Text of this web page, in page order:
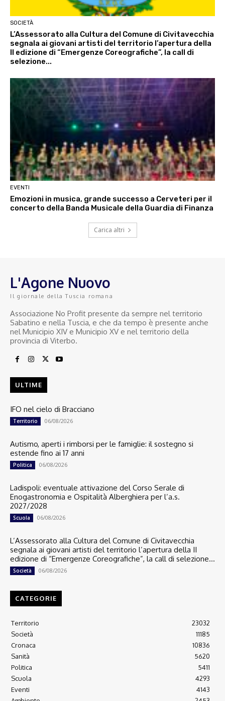
SOCIETÀ
L’Assessorato alla Cultura del Comune di Civitavecchia
segnala ai giovani artisti del territorio l’apertura della
II edizione di “Emergenze Coreografiche”, la call di
selezione...
EVENTI
Emozioni in musica, grande successo a Cerveteri per il
concerto della Banda Musicale della Guardia di Finanza
Carica altri
L'Agone Nuovo
Il giornale della Tuscia romana
Associazione No Profit presente da sempre nel territorio
Sabatino e nella Tuscia, e che da tempo è presente anche
nel Municipio XIV e Municipio XV e nel territorio della
provincia di Viterbo.
ULTIME
IFO nel cielo di Bracciano
Territorio 06/08/2026
Autismo, aperti i rimborsi per le famiglie: il sostegno si
estende fino ai 17 anni
Politica 06/08/2026
Ladispoli: eventuale attivazione del Corso Serale di
Enogastronomia e Ospitalità Alberghiera per l’a.s.
2027/2028
Scuola 06/08/2026
L’Assessorato alla Cultura del Comune di Civitavecchia
segnala ai giovani artisti del territorio l’apertura della II
edizione di “Emergenze Coreografiche”, la call di selezione...
Società 06/08/2026
CATEGORIE
Territorio
23032
Società
11185
Cronaca
10836
Sanità
5620
Politica
5411
Scuola
4293
Eventi
4143